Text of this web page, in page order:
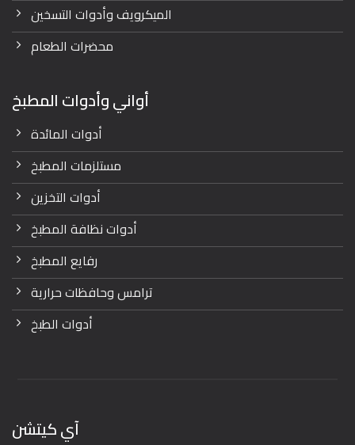
الميكرويف وأدوات التسخين
محضرات الطعام
أواني وأدوات المطبخ
أدوات المائدة
مستلزمات المطبخ
أدوات التخزين
أدوات نظافة المطبخ
رفايع المطبخ
ترامس وحافظات حرارية
أدوات الطبخ
آي كيتشن